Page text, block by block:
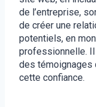
de l’entreprise,
de créer une
potentiels, en
professionnelle. Il
des
cette confiance.